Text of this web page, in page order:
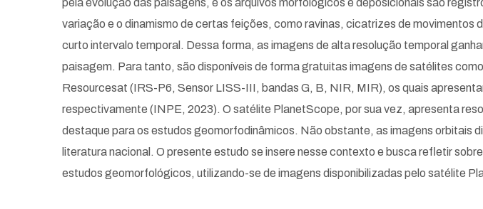
pela evolução das paisagens, e os arquivos morfológicos e deposicionais são
variação e o dinamismo de certas feições, como ravinas, cicatrizes de movimentos
curto intervalo temporal. Dessa forma, as imagens de alta resolução temporal
paisagem. Para tanto, são disponíveis de forma gratuitas imagens de satélites
Resourcesat (IRS-P6, Sensor LISS-III, bandas G, B, NIR, MIR), os quais
respectivamente (INPE, 2023). O satélite PlanetScope, por sua vez, apresenta
destaque para os estudos geomorfodinâmicos. Não obstante, as imagens orbitais
literatura nacional. O presente estudo se insere nesse contexto e busca refletir
estudos geomorfológicos, utilizando-se de imagens disponibilizadas pelo satélite